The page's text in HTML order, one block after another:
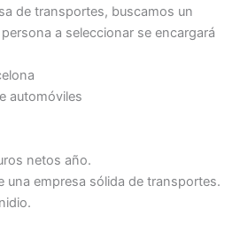
de transportes, buscamos un
a seleccionar se encargará
automóviles
netos año.
una empresa sólida de transportes.